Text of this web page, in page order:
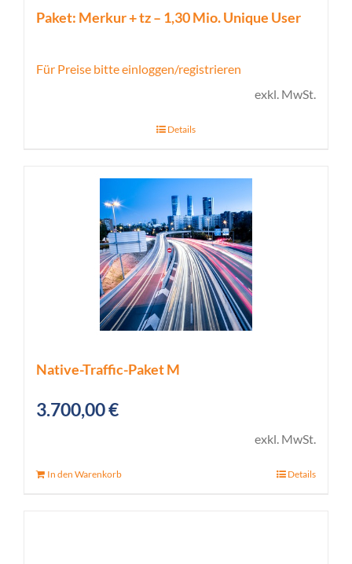
Paket: Merkur + tz – 1,30 Mio. Unique User
Für Preise bitte einloggen/registrieren
exkl. MwSt.
Details
Native-Traffic-Paket M
3.700,00€
exkl. MwSt.
In den Warenkorb Details